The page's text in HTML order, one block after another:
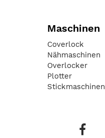
Maschinen
Coverlock
Nähmaschinen
Overlocker
Plotter
Stickmaschinen